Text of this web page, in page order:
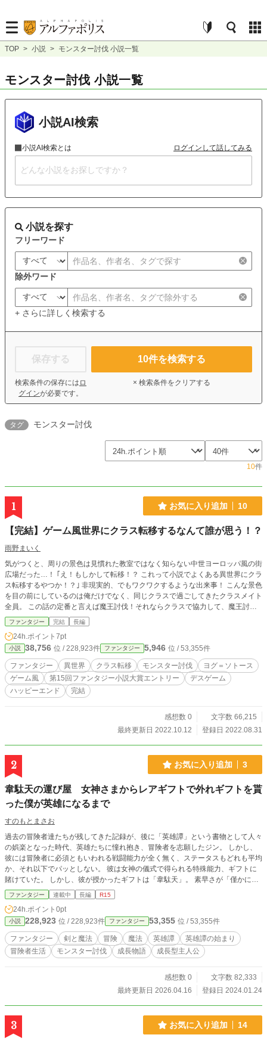
TOP > 小説 > モンスター討伐 小説一覧
モンスター討伐 小説一覧
小説AI検索
小説AI検索とは ログインして話してみる
小説を探す
フリーワード
除外ワード
+ さらに詳しく検索する
保存する
検索条件の保存には ロ
グインが必要です。
10件を検索する
× 検索条件をクリアする
タグ モンスター討伐
10件
1 お気に入り追加 10
【完結】ゲーム風世界にクラス転移するなんて誰が思う！？
雨野まいく
気がつくと、周りの景色は見慣れた教室ではなく知らない中世ヨーロッパ風の街
広場だった…！ ｢え！もしかして転移！？ これって小説でよくある異世界にクラ
ス転移するやつか！？｣ 非現実的、でもワクワクするような出来事！ こんな景色
を目の前にしているのは俺だけでなく、同じクラスで過ごしてきたクラスメイト
全員。 この話の定番と言えば魔王討伐！それならクラスで協力して、魔王討伐
でもなんでもやり遂げてみせる！ え…？ 目標は魔王討伐じゃない？？ それに俺
たち以外の人間もいないし！？ これは、俺たちクラスメイト以外の人間はいな
い。 そして現れるモンスターを倒しながらいつ終わるか分からないゲームのゴ
ールを目指す。 そんな、人はいないけどRPG風？なゲームにクラス転移した時
のお話。 ーーーーーーーーーーーーーーーーーーーーーーー 2022.10.7 完結
ファンタジー 完結 長編
24h.ポイント 7pt
小説 38,756 位 / 228,923件 ファンタジー 5,946 位 / 53,355件
ファンタジー 異世界 クラス転移 モンスター討伐
ヨグ＝ソトース
ゲーム風
第15回ファンタジー小説大賞エントリー
デスゲーム
ハッピーエンド
完結
感想数 0
文字数 66,215
最終更新日 2022.10.12
登録日 2022.08.31
2 お気に入り追加 3
韋駄天の運び屋 女神さまからレアギフトで外れギフトを貰
った僕が英雄になるまで
すのもとまさお
過去の冒険者達たちが残してきた記録が、後に「英雄譚」という書物として人々
の娯楽となった時代、英雄たちに憧れ抱き、冒険者を志願したジン。 しかし、
彼には冒険者に必須ともいわれる戦闘能力が全く無く、ステータスもどれも平均
か、それ以下でパッとしない。 彼は女神の儀式で得られる特殊能力、ギフトに
賭けていた。 しかし、彼が授かったギフトは「韋駄天」。 素早さが「僅かに上
がる」というどう見ても名前負けしているレアギフトであり、大ハズレのギフ
ト。 戦闘の才能が全くない、彼にとっては「引いてはいけないギフト」だっ
た。 そんな彼が後に勇者として後世でも語り継がれる剣士アルフ、最強のギフ
トを授かった魔導士アンナ、ベテラン冒険者の戦士ガイと治癒士シエラのパーテ
ィ「ヴェルハーレ」の運び屋として成長していく物語である。 ※各キャラの視
点で物語は進行していく形になります。
ファンタジー 連載中 長編 R15
24h.ポイント 0pt
小説 228,923 位 / 228,923件 ファンタジー 53,355 位 / 53,355件
ファンタジー 剣と魔法 冒険 魔法 英雄譚
英雄譚の始まり
冒険者生活
モンスター討伐 成長物語 成長型主人公
感想数 0
文字数 82,333
最終更新日 2026.04.16
登録日 2024.01.24
3 お気に入り追加 14